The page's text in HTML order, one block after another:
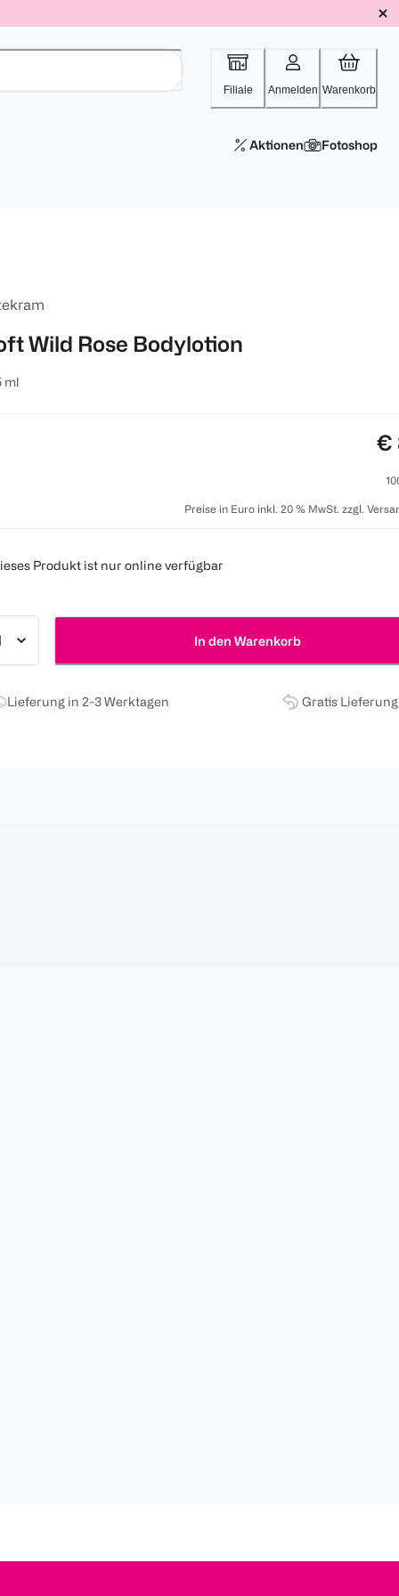
Filiale Anmelden Warenkorb
Aktionen Fotoshop
Wild Rose Bodylotion
ml
€
Preise in Euro inkl. 20 % MwSt. zzgl.
Produkt ist nur online verfügbar
In den Warenkorb
Lieferung in 2-3 Werktagen Gratis